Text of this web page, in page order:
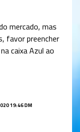
mercado, mas
favor preencher
caixa Azul ao
19:46 DM